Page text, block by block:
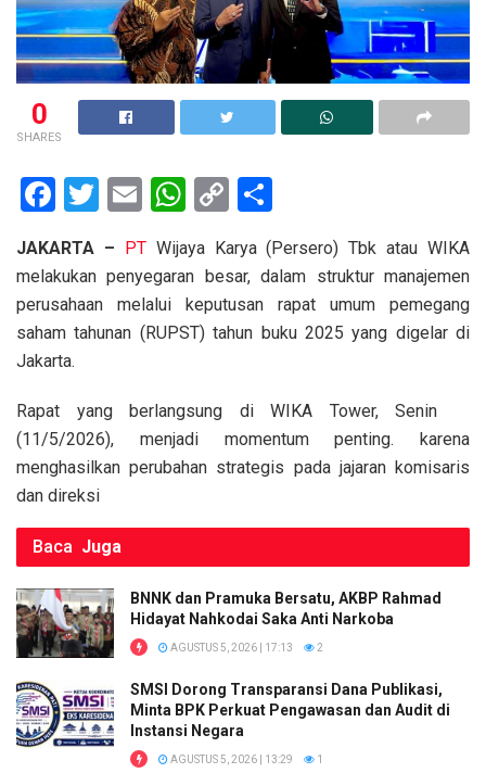
0
SHARES
F
ce
b
o
o
k
T
tt
er
E
ail
W
at
s
A
p
C
py
Li
n
ar
e
JAKARTA – PTWijaya Karya (Persero) Tbk atau WIKA
melakukan penyegaran besar, dalam struktur manajemen
perusahaan melalui keputusan rapat umum pemegang
saham tahunan (RUPST) tahun buku 2025 yang digelar di
Jakarta.
Rapat yang berlangsung di WIKA Tower, Senin
(11/5/2026), menjadi momentum penting. karena
menghasilkan perubahan strategis pada jajaran komisaris
dan direksi
Baca Juga
BNNK dan Pramuka Bersatu, AKBP Rahmad
Hidayat Nahkodai Saka Anti Narkoba
AGUSTUS 5, 2026 | 17:13 2
SMSI Dorong Transparansi Dana Publikasi,
Minta BPK Perkuat Pengawasan dan Audit di
Instansi Negara
AGUSTUS 5, 2026 | 13:29 1